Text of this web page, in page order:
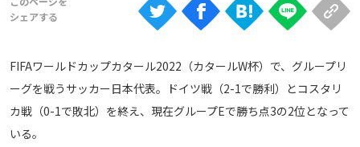
iOS Apps
Android
FIFAワールドカップカタール2022（カタールW杯）で、グループリ
ーグを戦うサッカー日本代表。ドイツ戦（2-1で勝利）とコスタリ
カ戦（0-1で敗北）を終え、現在グループEで勝ち点3の2位となって
いる。